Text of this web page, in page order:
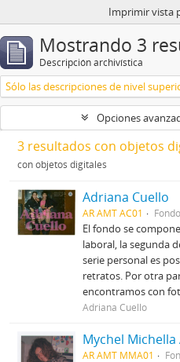
Imprimir vista
Mostrando 3
Descripción archivística
Sólo las descripciones de nivel
Opciones
3 resultados con objetos
con objetos digitales
Adriana Cuello
AR AMT AC01 Fondo
El fondo se
laboral, la segunda
serie personal es
retratos. Por otra
encontramos con
Adriana Cuello
Mychel Michella
AR AMT MMA01